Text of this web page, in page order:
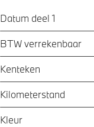
Datum deel 1
BTW verrekenbaar
Kenteken
Kilometerstand
Kleur